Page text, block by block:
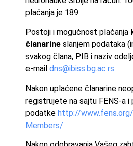
plaćanja je 189.
Postoji i mogućnost plaćanja
članarine slanjem podataka
svakog člana, PIB i naziv
e-mail dns@ibiss.bg.ac.rs
Nakon uplaćene članarine
registrujete na sajtu FENS-a i
podatke http://
Members/